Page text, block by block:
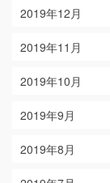
2019年12月
2019年11月
2019年10月
2019年9月
2019年8月